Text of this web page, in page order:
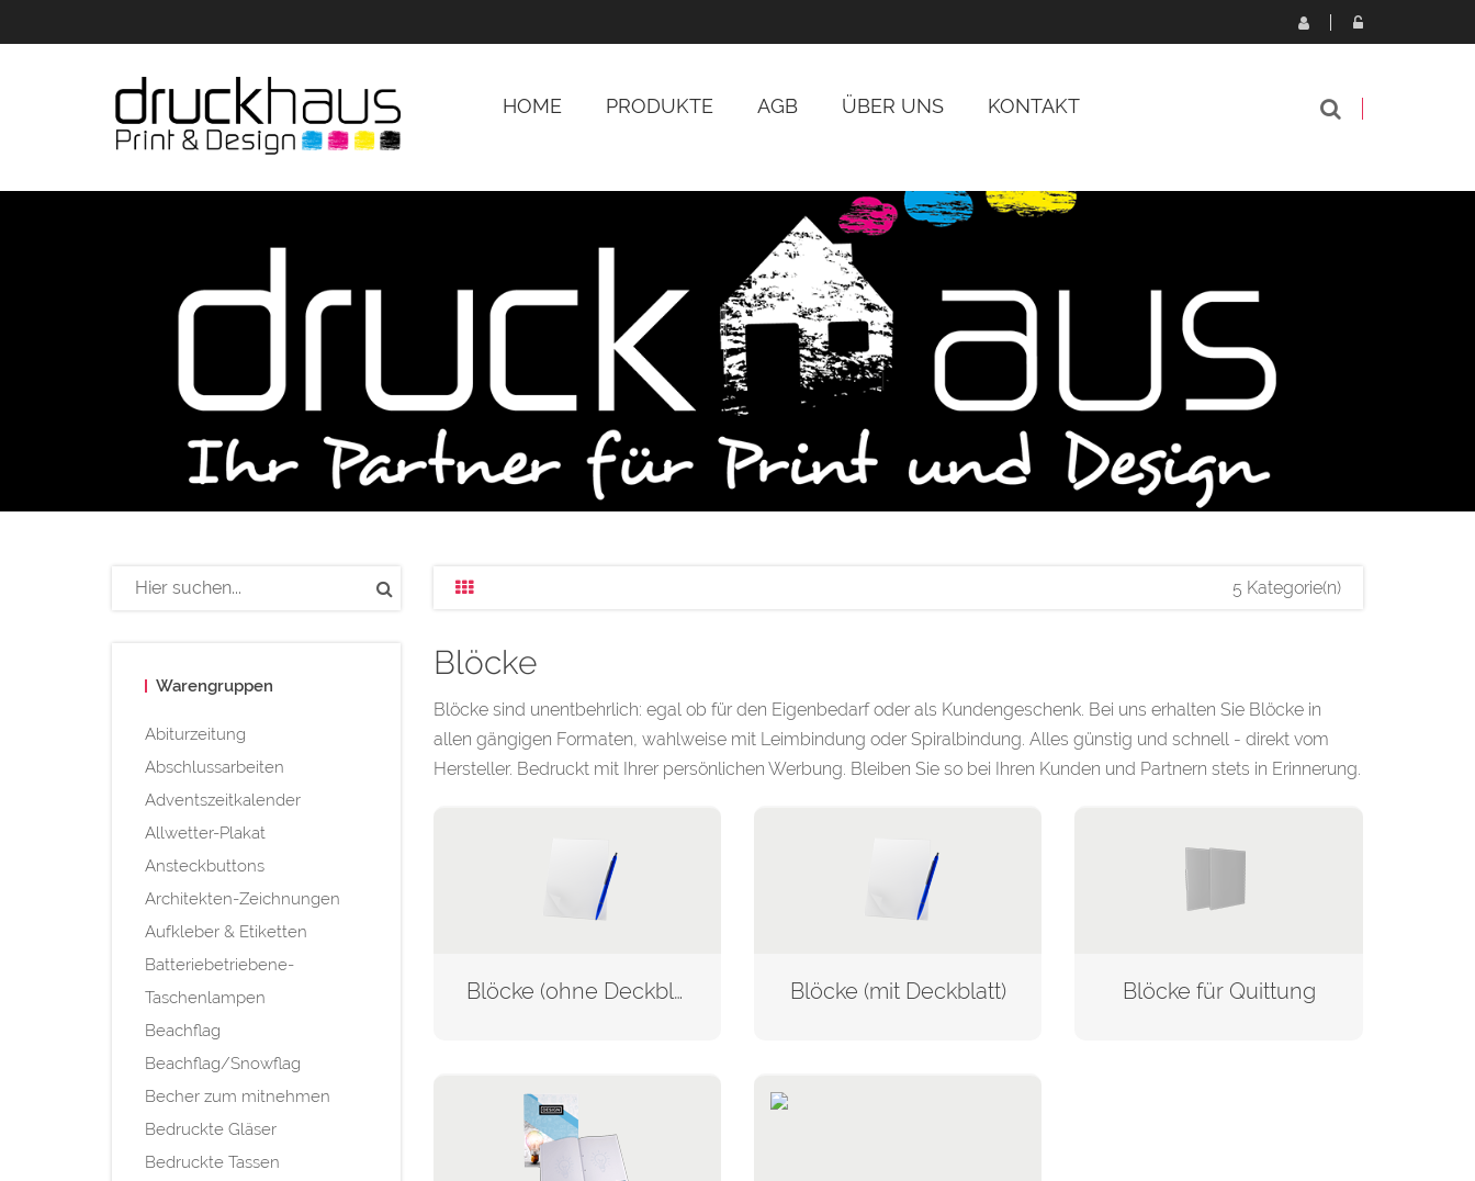
HOME PRODUKTE AGB ÜBER UNS KONTAKT
Warengruppen
Abiturzeitung
Abschlussarbeiten
Adventszeitkalender
Allwetter-Plakat
Ansteckbuttons
Architekten-Zeichnungen
Aufkleber & Etiketten
Batteriebetriebene-
Taschenlampen
Beachflag
Beachflag/Snowflag
Becher zum mitnehmen
Bedruckte Gläser
Bedruckte Tassen
5 Kategorie(n)
Blöcke
Blöcke sind unentbehrlich: egal ob für den Eigenbedarf oder als Kundengeschenk. Bei uns erhalten Sie Blöcke in
allen gängigen Formaten, wahlweise mit Leimbindung oder Spiralbindung. Alles günstig und schnell - direkt vom
Hersteller. Bedruckt mit Ihrer persönlichen Werbung. Bleiben Sie so bei Ihren Kunden und Partnern stets in Erinnerung.
Blöcke (ohne Deckblatt) Blöcke (mit Deckblatt) Blöcke für Quittung